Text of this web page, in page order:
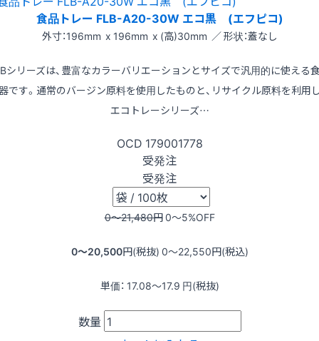
食品トレー FLB-A20-30W エコ黒 (エフピコ)
外寸：196mm x 196mm x (高)30mm ／ 形状：蓋なし
シリーズは、豊富なカラーバリエーションとサイズで汎用的に使える
です。通常のバージン原料を使用したものと、リサイクル原料を利用
エコトレーシリーズ…
OCD 179001778
受発注
受発注
0〜21,480円0〜5%OFF
0〜20,500円(税抜) 0〜22,550円(税込)
単価： 17.08〜17.9 円(税抜)
数量